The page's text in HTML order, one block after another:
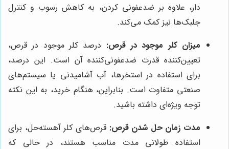
دار، علاوه بر ضدعفونی کردن، به کاهش رسوب و کنترل
جلبک‌ها نیز کمک می‌کند.
میزان کلر موجود در قرص: درصد کلر موجود در قرص،
تعیین‌کننده قدرت ضدعفونی‌کننده آن است. این درصد،
برای استفاده در استخرها، آب آشامیدنی یا سیستم‌های
صنعتی متفاوت است. بنابراین، هنگام خرید، به این نکته
توجه ویژه‌ای داشته باشید.
مدت زمان حل شدن قرص: قرص‌های کلر آهسته‌حل، برای
استفاده طولانی مدت مناسب هستند، در حالی که